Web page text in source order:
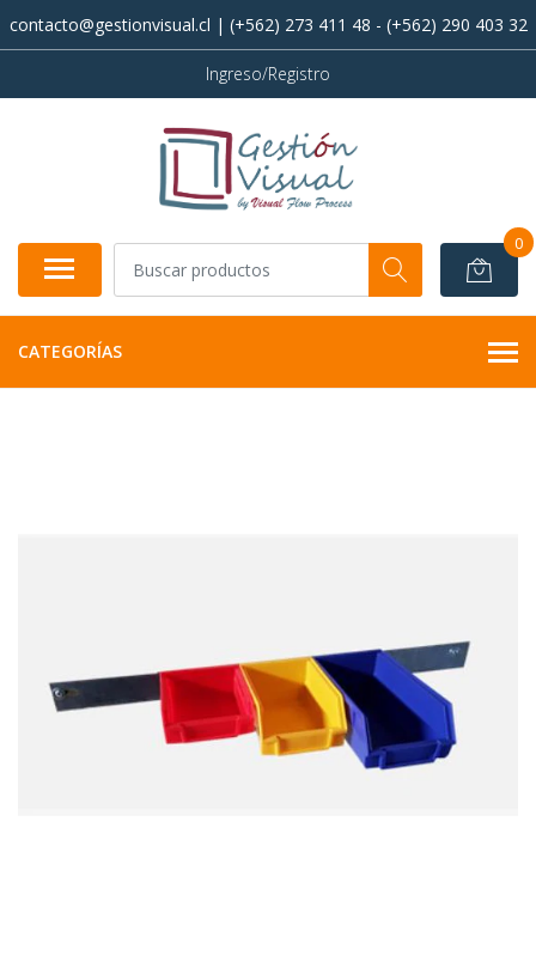
contacto@gestionvisual.cl | (+562) 273 411 48 - (+562) 290 403 32
Ingreso/Registro
0
CATEGORÍAS